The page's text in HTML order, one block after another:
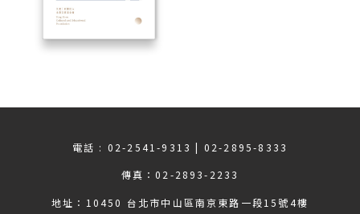
電話 : 02-2541-9313 | 02-2895-8333
傳真：02-2893-2233
地址： 10450 台北市中山區南京東路一段15號4樓